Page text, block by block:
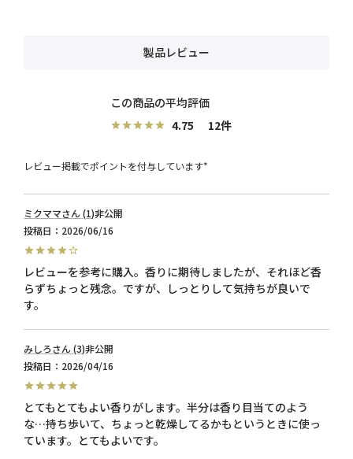
製品レビュー
4.75 12
レビュー掲載でポイントを付与しています*
ミクママ 1 非公開
投稿日
2026/06/16
レビューを参考に購入。香りに期待しましたが、それほど香
らずちょっと残念。ですが、しっとりして気持ちが良いで
す。
みしろ 3 非公開
投稿日
2026/04/16
とてもとてもよい香りがします。半分は香り目当てのよう
な…持ち歩いて、ちょっと乾燥してるかもというときに使っ
ています。とてもよいです。